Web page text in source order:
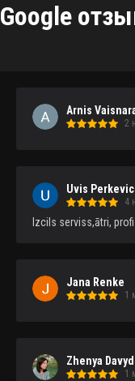
Google
Arnis
2
Uvis
4
Izcils serviss,ātri,
Jana Renke
1
Zhenya
1